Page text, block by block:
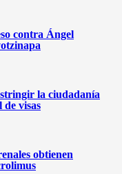
contra Ángel
la ciudadanía
visas
obtienen